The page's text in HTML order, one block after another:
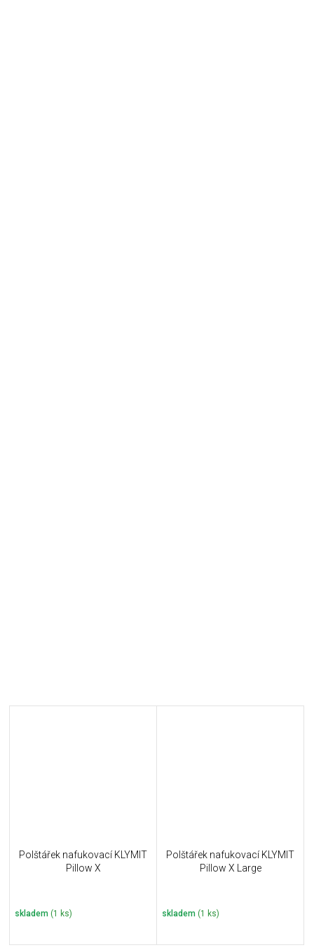
Polštářek nafukovací KLYMIT
Pillow X
skladem (1 ks)
Polštářek nafukovací KLYMIT
Pillow X Large
skladem (1 ks)